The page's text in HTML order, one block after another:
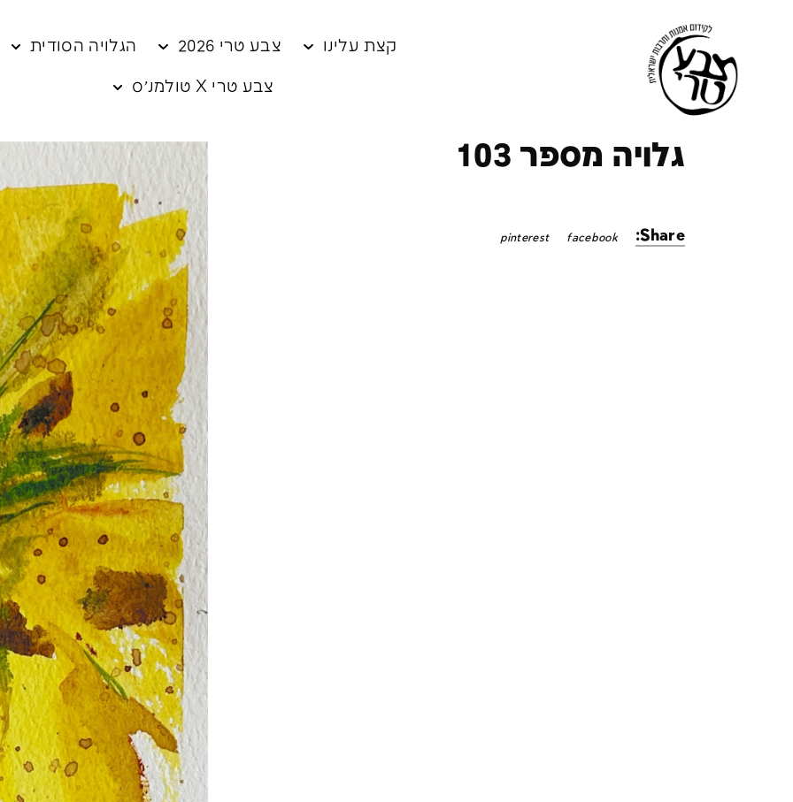
קצת עלינו צבע טרי 2026 הגלויה הסודית
צבע טרי X טולמנ׳ס
גלויה מספר 103
Share:
facebook
pinterest